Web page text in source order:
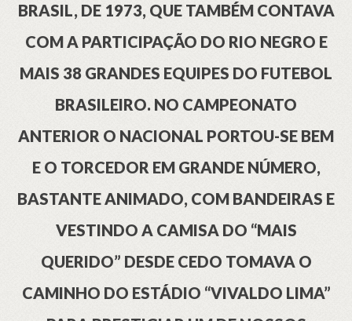
BRASIL, DE 1973, QUE TAMBÉM CONTAVA
COM A PARTICIPAÇÃO DO RIO NEGRO E
MAIS 38 GRANDES EQUIPES DO FUTEBOL
BRASILEIRO. NO CAMPEONATO
ANTERIOR O NACIONAL PORTOU-SE BEM
E O TORCEDOR EM GRANDE NÚMERO,
BASTANTE ANIMADO, COM BANDEIRAS E
VESTINDO A CAMISA DO “MAIS
QUERIDO” DESDE CEDO TOMAVA O
CAMINHO DO ESTÁDIO “VIVALDO LIMA”